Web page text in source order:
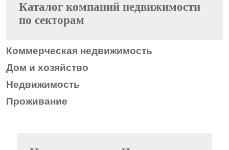
Каталог компаний недвижимости
по секторам
Коммерческая недвижимость
Дом и хозяйство
Недвижимость
Проживание